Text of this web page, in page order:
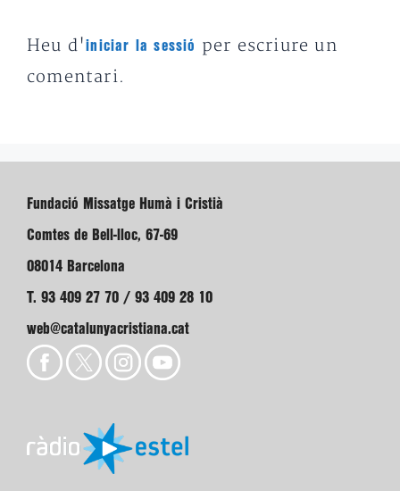
Heu d'iniciar la sessió
per escriure un
comentari.
Fundació Missatge Humà i Cristià
Comtes de Bell-lloc, 67-69
08014 Barcelona
T. 93 409 27 70 / 93 409 28 10
web@catalunyacristiana.cat